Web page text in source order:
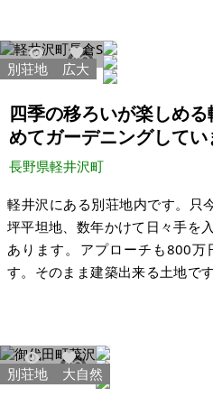
50％ 下水道：浄化槽 ガス：プロパン 電気水道：通常（現在使
っていませんので、復活に多少
14749 28
別荘地 広大
四季の移ろいが楽しめ
めてガーデニングしてい
長野県軽井沢町
軽井沢にある別荘地内です。只
坪平坦地、数年かけて日々手を
あります。アプローチも800
す。そのまま建築出来る土地で
に日々手入れをしていたこの
です。人気の別荘地内です。全
37674 224
別荘地 大自然